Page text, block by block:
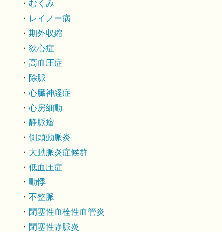
むくみ
レイノー病
期外収縮
狭心症
高血圧症
除脈
心臓神経症
心房細動
静脈瘤
側頭動脈炎
大動脈炎症候群
低血圧症
動悸
不整脈
閉塞性血栓性血管炎
閉塞性静脈炎